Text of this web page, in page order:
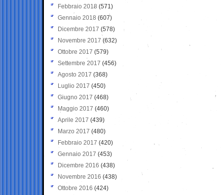
Febbraio 2018 (571)
Gennaio 2018 (607)
Dicembre 2017 (578)
Novembre 2017 (632)
Ottobre 2017 (579)
Settembre 2017 (456)
Agosto 2017 (368)
Luglio 2017 (450)
Giugno 2017 (468)
Maggio 2017 (460)
Aprile 2017 (439)
Marzo 2017 (480)
Febbraio 2017 (420)
Gennaio 2017 (453)
Dicembre 2016 (438)
Novembre 2016 (438)
Ottobre 2016 (424)